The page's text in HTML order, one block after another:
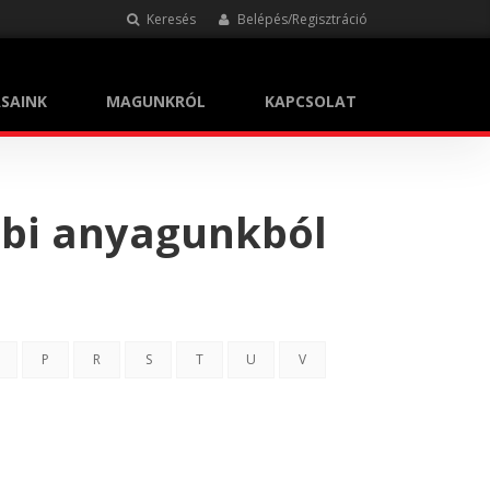
Keresés Belépés/Regisztráció
MAGUNKRÓL KAPCSOLAT
anyagunkból
P R S T U V